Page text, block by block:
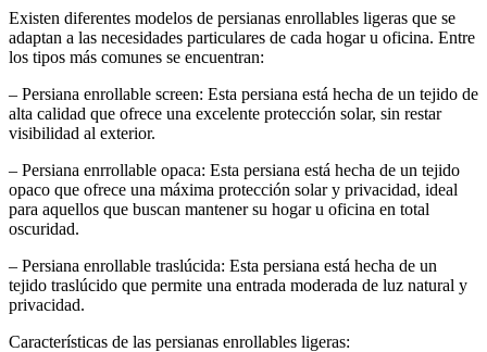
Existen diferentes modelos de persianas enrollables ligeras que se
adaptan a las necesidades particulares de cada hogar u oficina. Entre
los tipos más comunes se encuentran:
– Persiana enrollable screen: Esta persiana está hecha de un tejido de
alta calidad que ofrece una excelente protección solar, sin restar
visibilidad al exterior.
– Persiana enrrollable opaca: Esta persiana está hecha de un tejido
opaco que ofrece una máxima protección solar y privacidad, ideal
para aquellos que buscan mantener su hogar u oficina en total
oscuridad.
– Persiana enrollable traslúcida: Esta persiana está hecha de un
tejido traslúcido que permite una entrada moderada de luz natural y
privacidad.
Características de las persianas enrollables ligeras: